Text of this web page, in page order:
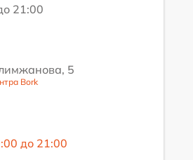
21:00
5
Bork
до 21:00